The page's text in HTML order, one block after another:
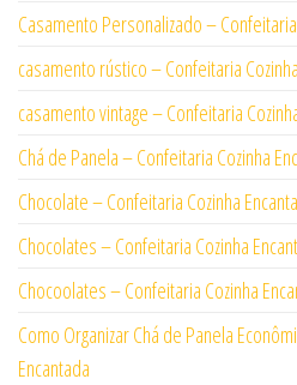
Casamento Personalizado –
casamento rústico – Confeitaria
casamento vintage – Confeitaria
Chá de Panela – Confeitaria Cozinha
Chocolate – Confeitaria Cozinha
Chocolates – Confeitaria Cozinha
Chocoolates – Confeitaria Cozinha
Como Organizar Chá de Panela
Encantada